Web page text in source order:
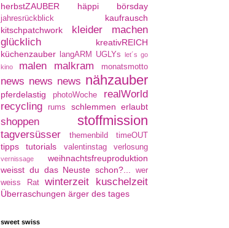
herbstZAUBER
häppi börsday
jahresrückblick
kaufrausch
kitschpatchwork
kleider machen
glücklich
kreativREICH
küchenzauber
langARM UGLYs let´s go
kino
malen malkram monatsmotto
news news news nähzauber
pferdelastig photoWoche
realWorld
recycling
rums schlemmen erlaubt
shoppen stoffmission
tagversüsser themenbild timeOUT
tipps tutorials valentinstag verlosung
vernissage
weihnachtsfreuproduktion
weisst du das Neuste schon?...
wer
weiss Rat
winterzeit kuschelzeit
Überraschungen ärger des tages
sweet swiss